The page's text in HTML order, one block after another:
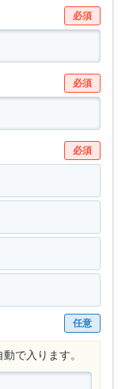
必須
必須
必須
任意
で入ります。